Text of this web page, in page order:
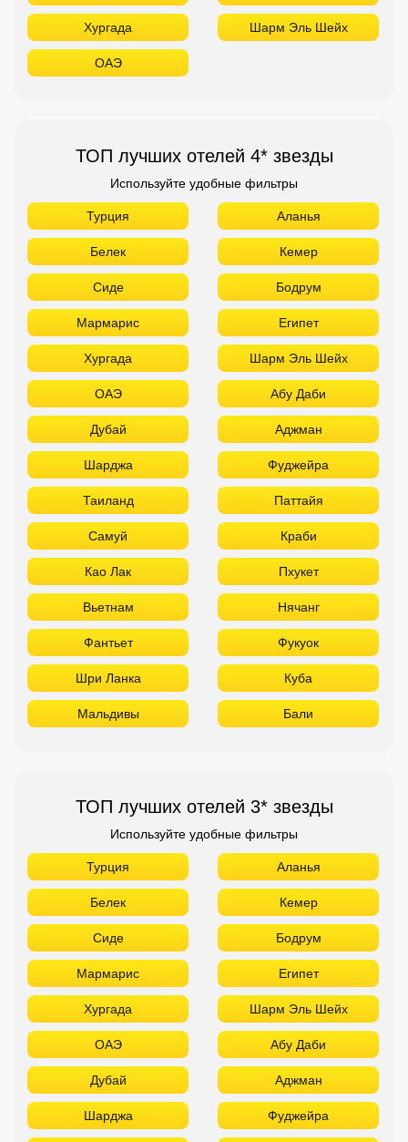
Хургада Шарм Эль Шейх
ОАЭ
ТОП лучших отелей 4* звезды
Используйте удобные фильтры
Турция Аланья
Белек Кемер
Сиде Бодрум
Мармарис Египет
Хургада Шарм Эль Шейх
ОАЭ Абу Даби
Дубай Аджман
Шарджа Фуджейра
Таиланд Паттайя
Самуй Краби
Као Лак Пхукет
Вьетнам Нячанг
Фантьет Фукуок
Шри Ланка Куба
Мальдивы Бали
ТОП лучших отелей 3* звезды
Используйте удобные фильтры
Турция Аланья
Белек Кемер
Сиде Бодрум
Мармарис Египет
Хургада Шарм Эль Шейх
ОАЭ Абу Даби
Дубай Аджман
Шарджа Фуджейра